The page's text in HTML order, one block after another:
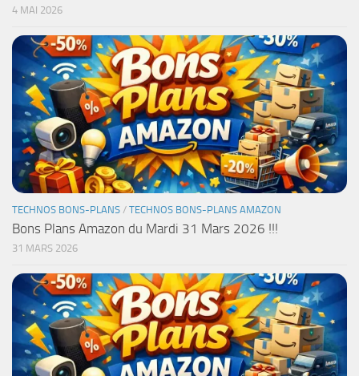
4 MAI 2026
TECHNOS BONS-PLANS / TECHNOS BONS-PLANS AMAZON
Bons Plans Amazon du Mardi 31 Mars 2026 !!!
31 MARS 2026